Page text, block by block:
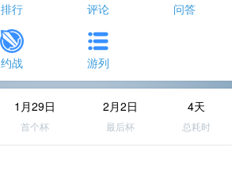
排行 评论 问答
约战 游列
1月29日
首个杯
2月2日
最后杯
4天
总耗时